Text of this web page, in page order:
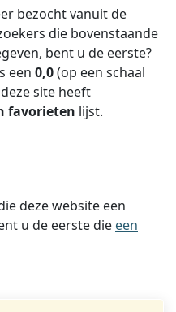
bezocht vanuit de
die bovenstaande
bent u de eerste?
een 0,0(op een schaal
site heeft
favorieten lijst.
deze website een
u de eerste die een